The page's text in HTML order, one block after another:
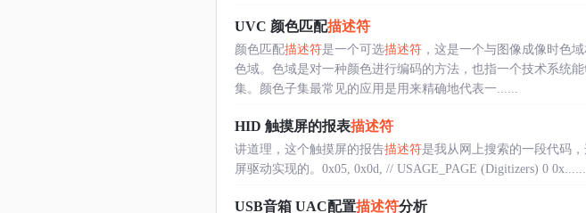
UVC 颜色匹配描述符
颜色匹配描述符是一个可选描述符，这是一个与图像成像时色
色域。色域是对一种颜色进行编码的方法，也指一个技术系统
集。颜色子集最常见的应用是用来精确地代表一......
HID 触摸屏的报表描述符
讲道理，这个触摸屏的报告描述符是我从网上搜索的一段代码
屏驱动实现的。0x05, 0x0d, // USAGE_PAGE (Digitizers) 0 0x......
USB音箱 UAC配置描述符分析